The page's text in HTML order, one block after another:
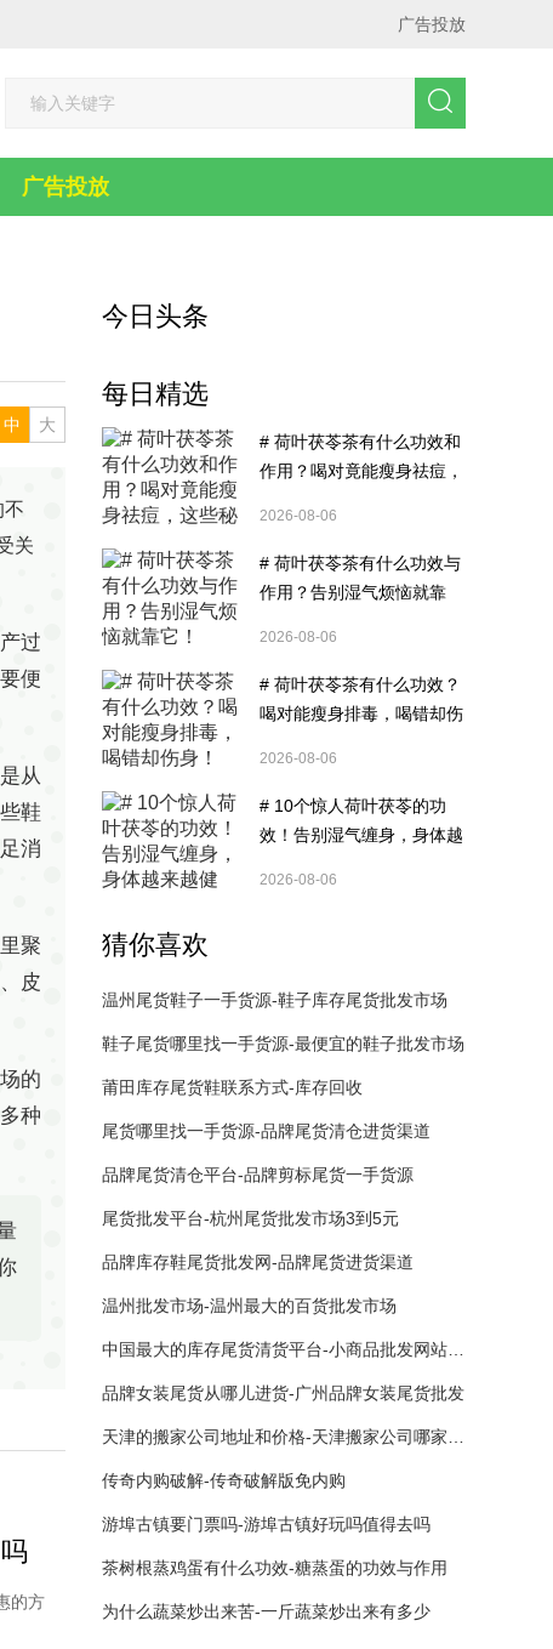
广告投放
广告投放
中 大
不
关
过
便
从
鞋
消
聚
皮
的
种
的方
今日头条
每日精选
# 荷叶茯苓茶有什么功效和
作用？喝对竟能瘦身祛痘，
2026-08-06
# 荷叶茯苓茶有什么功效与
作用？告别湿气烦恼就靠
2026-08-06
# 荷叶茯苓茶有什么功效？
喝对能瘦身排毒，喝错却伤
2026-08-06
# 10个惊人荷叶茯苓的功
效！告别湿气缠身，身体越
2026-08-06
猜你喜欢
温州尾货鞋子一手货源-鞋子库存尾货批发市场
鞋子尾货哪里找一手货源-最便宜的鞋子批发市场
莆田库存尾货鞋联系方式-库存回收
尾货哪里找一手货源-品牌尾货清仓进货渠道
品牌尾货清仓平台-品牌剪标尾货一手货源
尾货批发平台-杭州尾货批发市场3到5元
品牌库存鞋尾货批发网-品牌尾货进货渠道
温州批发市场-温州最大的百货批发市场
品牌女装尾货从哪儿进货-广州品牌女装尾货批发
传奇内购破解-传奇破解版免内购
游埠古镇要门票吗-游埠古镇好玩吗值得去吗
茶树根蒸鸡蛋有什么功效-糖蒸蛋的功效与作用
为什么蔬菜炒出来苦-一斤蔬菜炒出来有多少